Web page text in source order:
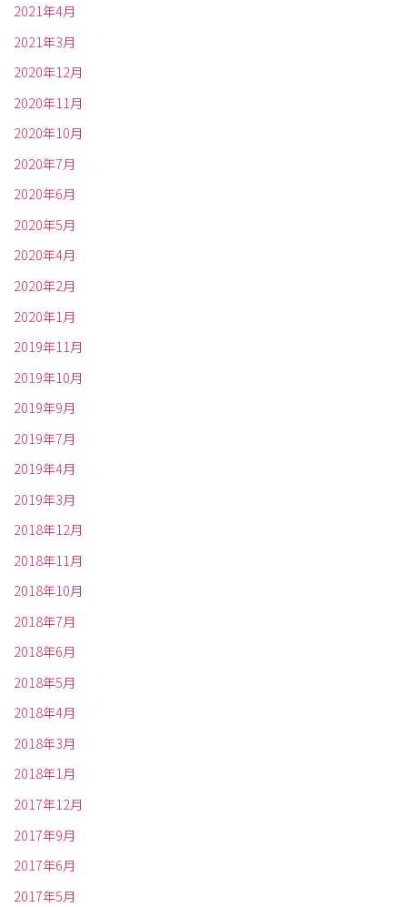
2021年4月
2021年3月
2020年12月
2020年11月
2020年10月
2020年7月
2020年6月
2020年5月
2020年4月
2020年2月
2020年1月
2019年11月
2019年10月
2019年9月
2019年7月
2019年4月
2019年3月
2018年12月
2018年11月
2018年10月
2018年7月
2018年6月
2018年5月
2018年4月
2018年3月
2018年1月
2017年12月
2017年9月
2017年6月
2017年5月